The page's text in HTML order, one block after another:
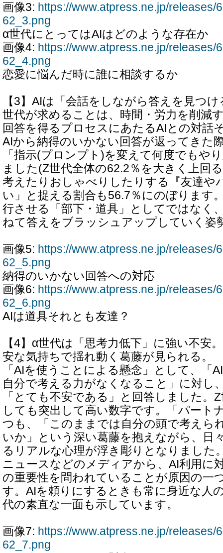
画像3: https://www.atpress.ne.jp/releases/
62_3.png
α世代にとってはAIはどのような存在か
画像4: https://www.atpress.ne.jp/releases/
62_4.png
恋愛に悩んだ時に誰に相談するか
【3】AIは「会話をしながら答えを見つ
世代が求めることは、時間・労力を削減
回答を得るプロセスにあたるAIとの対話
AIから納得のいかない回答が返ってきた
「指示(プロンプト)を変えて何度でもや
ました(Z世代全体の62.2％を大きく上回
考えたりおしゃべりしたりする『友達や
い」と捉える割合も56.7％にのぼります
行させる「部下・道具」としてではなく
ねて答えをブラッシュアップしていく姿
画像5: https://www.atpress.ne.jp/releases/
62_5.png
納得のいかない回答への対応
画像6: https://www.atpress.ne.jp/releases/
62_6.png
AIは道具それとも友達？
【4】α世代は「思考力低下」に強い不安
安な気持ちで揺れ動く葛藤が見られる。
「AIを使うことによる懸念」として、「
自分で考える力がなくなること」に対し
「とても不安である」と回答しました。
しても突出して高い数字です。「パート
つも、「このままでは自分の頭で考えら
いか」という深い葛藤を抱えながら、日
るリアルな心理が浮き彫りとなりました
ニュースなどのメディアから、AI利用に
の重要性を問われていることが原因の一
す。AIを頼りにするときも常に身近な人
代の素直な一面も示しています。
画像7: https://www.atpress.ne.jp/releases/
62_7.png